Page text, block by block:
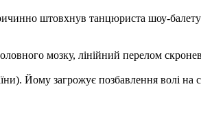
штовхнув танцюриста шоу-
мозку, лінійний перелом
Йому загрожує позбавлення волі на